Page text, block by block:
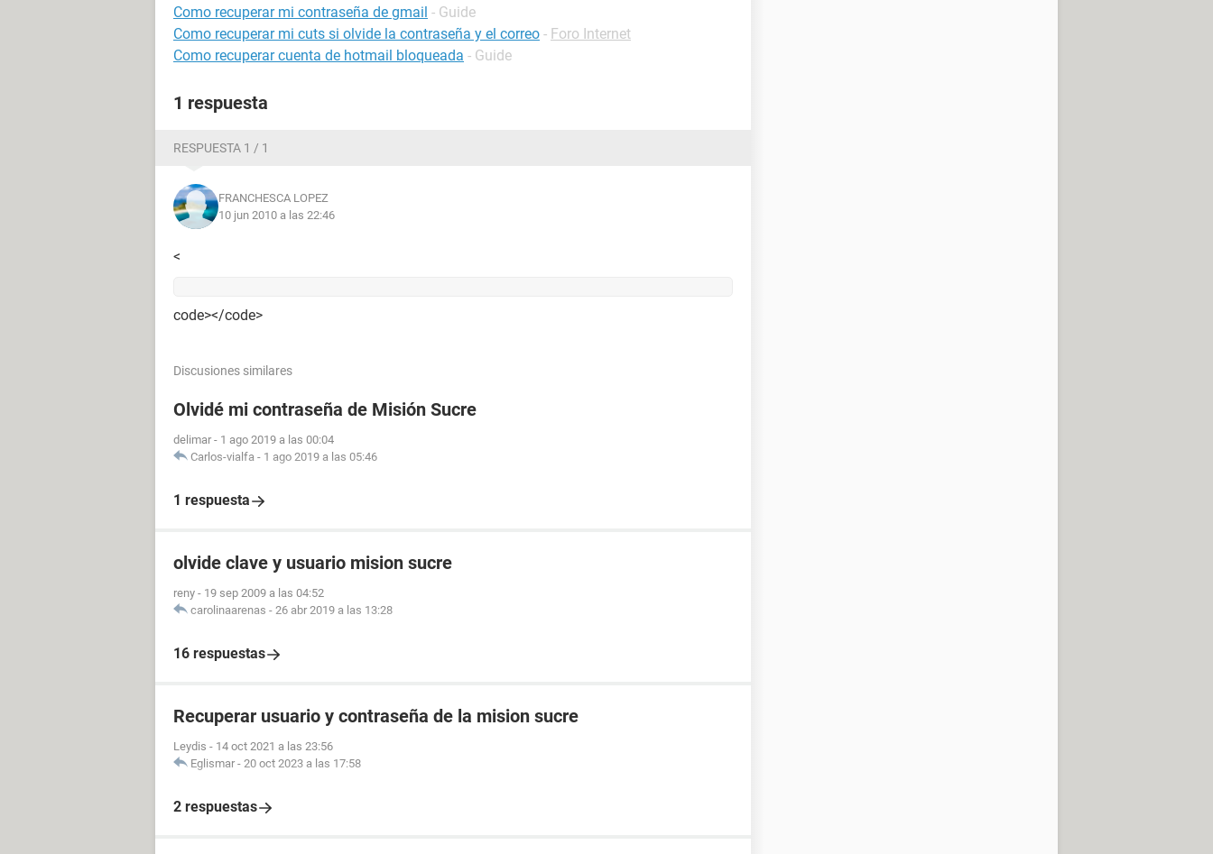
Como recuperar mi contraseña de gmail - Guide
Como recuperar mi cuts si olvide la contraseña y el correo - Foro Internet
Como recuperar cuenta de hotmail bloqueada - Guide
1 respuesta
RESPUESTA 1 / 1
FRANCHESCA LOPEZ
10 jun 2010 a las 22:46
<
code></code>
Discusiones similares
Olvidé mi contraseña de Misión Sucre
delimar - 1 ago 2019 a las 00:04
Carlos-vialfa - 1 ago 2019 a las 05:46
1 respuesta
olvide clave y usuario mision sucre
reny - 19 sep 2009 a las 04:52
carolinaarenas - 26 abr 2019 a las 13:28
16 respuestas
Recuperar usuario y contraseña de la mision sucre
Leydis - 14 oct 2021 a las 23:56
Eglismar - 20 oct 2023 a las 17:58
2 respuestas